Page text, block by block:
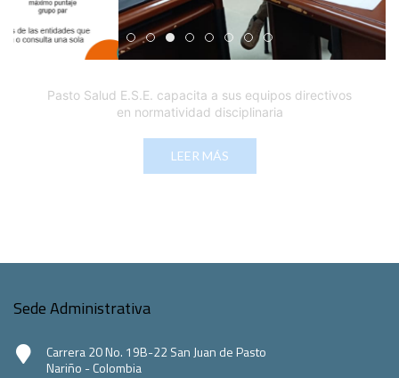
Edicto Emplazatorio a los Afiliados en el Régimen
Pasto Salud ESE lidera gestión institucional
Pasto Salud E.S.E. capacita a sus equipos
Último día para inscripciones en
Viceministro garantiza
Mil pesos que salvan vidas:
Cápsula 18-26 - Reporte
Cápsula 17-26 -
Pasto Salud E.S.E. capacita a sus equipos directivos
en normatividad disciplinaria
LEER MÁS
Sede Administrativa
Carrera 20 No. 19B-22 San Juan de Pasto
Nariño - Colombia